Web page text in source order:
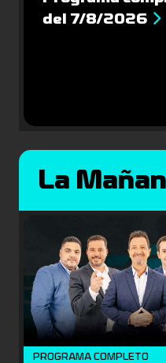
del 7/8/2026
La
PROGRAMA COMPLETO